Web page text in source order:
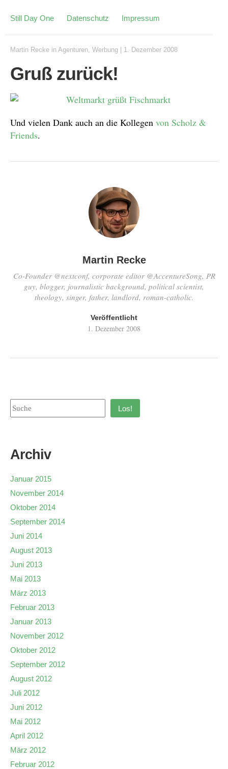
Still Day One Datenschutz Impressum
Martin Recke in Agenturen, Werbung 1. Dezember 2008
Gruß zurück!
Und vielen Dank auch an die Kollegen von Scholz &
Friends.
Martin Recke
Co-Founder @nextconf, corporate editor @AccentureSong, PR
guy, blogger, journalistic background, political scientist,
theology, singer, father, landlord, roman-catholic.
Veröffentlicht
1. Dezember 2008
Los!
Archiv
Januar 2015
November 2014
Oktober 2014
September 2014
Juni 2014
August 2013
Juni 2013
Mai 2013
März 2013
Februar 2013
Januar 2013
November 2012
Oktober 2012
September 2012
August 2012
Juli 2012
Juni 2012
Mai 2012
April 2012
März 2012
Februar 2012